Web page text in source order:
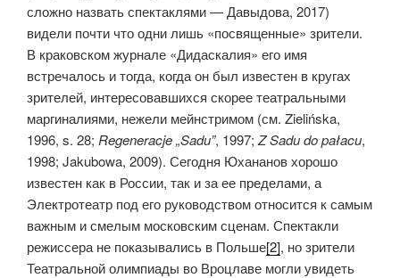
сложно назвать спектаклями — Давыдова, 2017)
видели почти что одни лишь «посвященные» зрители.
В краковском журнале «Дидаскалия» его имя
встречалось и тогда, когда он был известен в кругах
зрителей, интересовавшихся скорее театральными
маргиналиями, нежели мейнстримом (см. Zielińska,
1996, s. 28; Regeneracje „Sadu”, 1997; ZSadudopałacu,
1998; Jakubowa, 2009). Сегодня Юхананов хорошо
известен как в России, так и за ее пределами, а
Электротеатр под его руководством относится к самым
важным и смелым московским сценам. Спектакли
режиссера не показывались в Польше[2], но зрители
Театральной олимпиады во Вроцлаве могли увидеть